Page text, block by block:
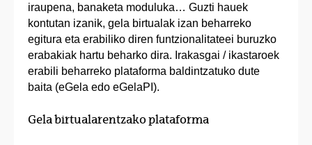
iraupena, banaketa moduluka… Guzti hauek
kontutan izanik, gela birtualak izan beharreko
egitura eta erabiliko diren funtzionalitateei buruzko
erabakiak hartu beharko dira. Irakasgai / ikastaroek
erabili beharreko plataforma baldintzatuko dute
baita (eGela edo eGelaPI).
Gela birtualarentzako plataforma